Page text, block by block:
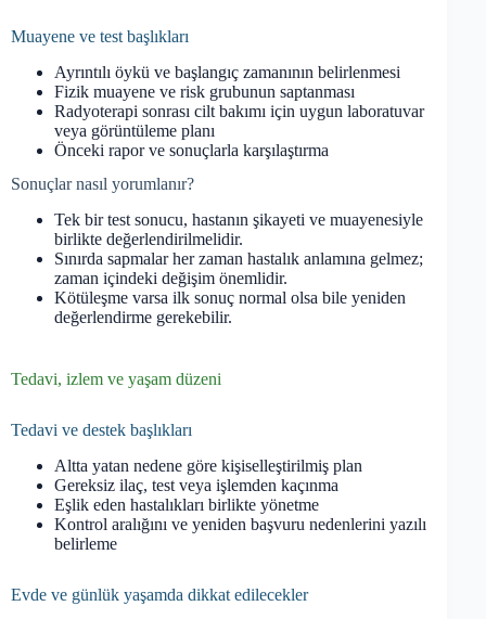
Muayene ve test başlıkları
Ayrıntılı öykü ve başlangıç zamanının belirlenmesi
Fizik muayene ve risk grubunun saptanması
Radyoterapi sonrası cilt bakımı için uygun laboratuvar
veya görüntüleme planı
Önceki rapor ve sonuçlarla karşılaştırma
Sonuçlar nasıl yorumlanır?
Tek bir test sonucu, hastanın şikayeti ve muayenesiyle
birlikte değerlendirilmelidir.
Sınırda sapmalar her zaman hastalık anlamına gelmez;
zaman içindeki değişim önemlidir.
Kötüleşme varsa ilk sonuç normal olsa bile yeniden
değerlendirme gerekebilir.
Tedavi, izlem ve yaşam düzeni
Tedavi ve destek başlıkları
Altta yatan nedene göre kişiselleştirilmiş plan
Gereksiz ilaç, test veya işlemden kaçınma
Eşlik eden hastalıkları birlikte yönetme
Kontrol aralığını ve yeniden başvuru nedenlerini yazılı
belirleme
Evde ve günlük yaşamda dikkat edilecekler